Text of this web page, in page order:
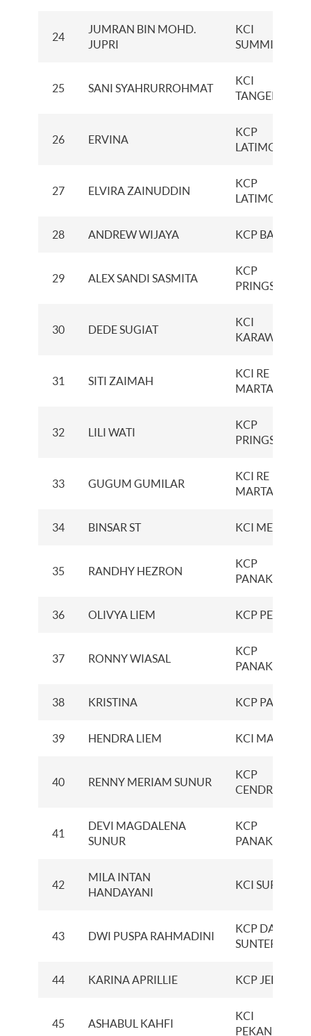
24
JUMRAN BIN MOHD.
JUPRI
KCI
SUMMITMAS
25 SANI SYAHRURROHMAT
KCI
TANGERANG
26 ERVINA
KCP
LATIMOJONG
27 ELVIRA ZAINUDDIN
KCP
LATIMOJONG
28 ANDREW WIJAYA KCP
29 ALEX SANDI SASMITA
KCP
PRINGSEWU
30 DEDE SUGIAT
KCI
KARAWANG
31 SITI ZAIMAH
KCI RE
32 LILI WATI
KCP
PRINGSEWU
33 GUGUM GUMILAR
KCI RE
34 BINSAR ST KCI MEDAN
35 RANDHY HEZRON
KCP
36 OLIVYA LIEM KCP PERINTIS
37 RONNY WIASAL
KCP
38 KRISTINA KCP PALOPO
39 HENDRA LIEM KCI MAKASAR
40 RENNY MERIAM SUNUR
KCP
41
DEVI MAGDALENA
SUNUR
KCP
42
MILA INTAN
HANDAYANI
KCI
43 DWI PUSPA RAHMADINI
KCP DANAU
SUNTER II
44 KARINA APRILLIE KCP
45 ASHABUL KAHFI
KCI
PEKANBARU